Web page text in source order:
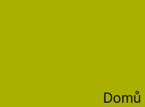
Domů